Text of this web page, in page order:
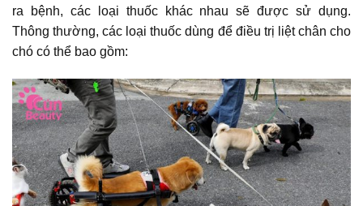
ra bệnh, các loại thuốc khác nhau sẽ được sử dụng.
Thông thường, các loại thuốc dùng để điều trị liệt chân cho
chó có thể bao gồm: